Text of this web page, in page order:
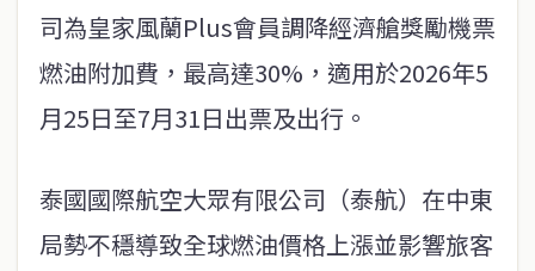
司為皇家風蘭Plus會員調降經濟艙獎勵機票
燃油附加費，最高達30%，適用於2026年5
月25日至7月31日出票及出行。
泰國國際航空大眾有限公司（泰航）在中東
局勢不穩導致全球燃油價格上漲並影響旅客